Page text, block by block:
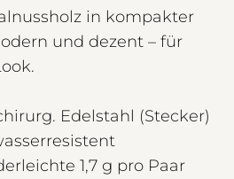
in kompakter
und dezent – für
Edelstahl (Stecker)
1,7 g pro Paar